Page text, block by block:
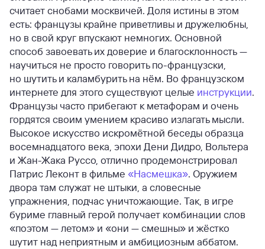
считает снобами москвичей. Доля истины в этом
есть: французы крайне приветливы и дружелюбны,
но в свой круг впускают немногих. Основной
способ завоевать их доверие и благосклонность —
научиться не просто говорить по-французски,
но шутить и каламбурить на нём. Во французском
интернете для этого существуют целые инструкции.
Французы часто прибегают к метафорам и очень
гордятся своим умением красиво излагать мысли.
Высокое искусство искромётной беседы образца
восемнадцатого века, эпохи Дени Дидро, Вольтера
и Жан-Жака Руссо, отлично продемонстрировал
Патрис Леконт в фильме «Насмешка». Оружием
двора там служат не штыки, а словесные
упражнения, подчас уничтожающие. Так, в игре
буриме главный герой получает комбинации слов
«поэтом — летом» и «они — смешны» и жёстко
шутит над неприятным и амбициозным аббатом.